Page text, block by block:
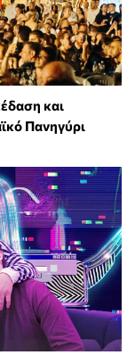
και
Πανηγύρι